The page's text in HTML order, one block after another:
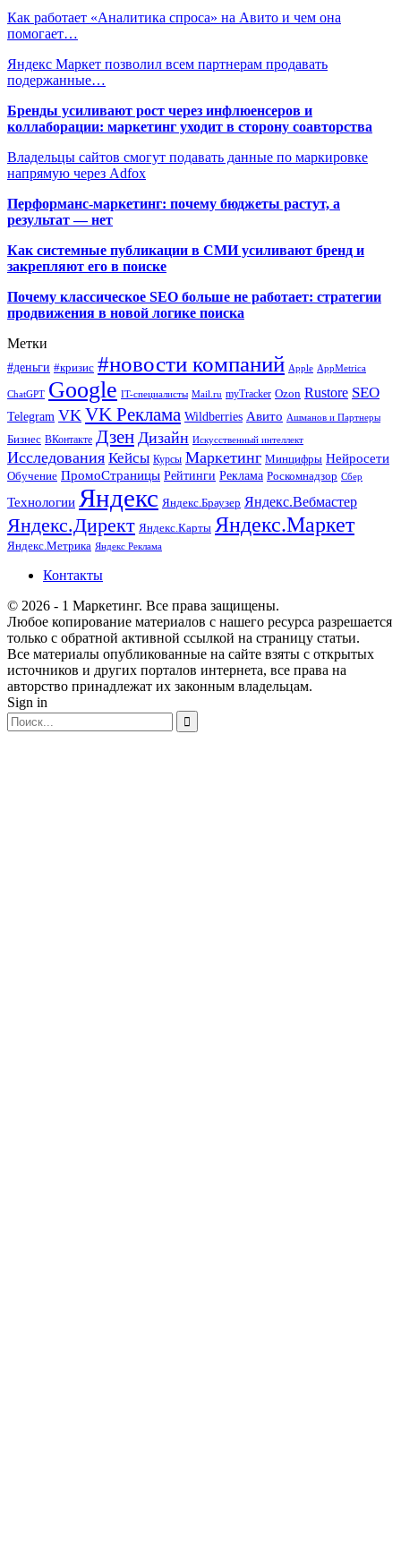
Как работает «Аналитика спроса» на Авито и чем она
помогает…
Яндекс Маркет позволил всем партнерам продавать
подержанные…
Бренды усиливают рост через инфлюенсеров и
коллаборации: маркетинг уходит в сторону соавторства
Владельцы сайтов смогут подавать данные по маркировке
напрямую через Adfox
Перформанс-маркетинг: почему бюджеты растут, а
результат — нет
Как системные публикации в СМИ усиливают бренд и
закрепляют его в поиске
Почему классическое SEO больше не работает: стратегии
продвижения в новой логике поиска
Метки
#деньги #кризис #новости компаний Apple AppMetrica
ChatGPT Google IT-специалисты Mail.ru myTracker Ozon Rustore SEO
Telegram VK VK Реклама Wildberries Авито Ашманов и Партнеры
Бизнес ВКонтакте Дзен Дизайн Искусственный интеллект
Исследования Кейсы Курсы Маркетинг Минцифры Нейросети
Обучение ПромоСтраницы Рейтинги Реклама Роскомнадзор Сбер
Технологии Яндекс Яндекс.Браузер Яндекс.Вебмастер
Яндекс.Директ Яндекс.Карты Яндекс.Маркет
Яндекс.Метрика Яндекс Реклама
Контакты
© 2026 - 1 Маркетинг. Все права защищены.
Любое копирование материалов с нашего ресурса разрешается
только с обратной активной ссылкой на страницу статьи.
Все материалы опубликованные на сайте взяты с открытых
источников и других порталов интернета, все права на
авторство принадлежат их законным владельцам.
Sign in